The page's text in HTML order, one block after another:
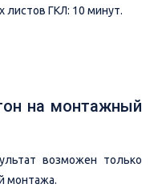
листов ГКЛ: 10 минут.
на монтажный
возможен только
монтажа.